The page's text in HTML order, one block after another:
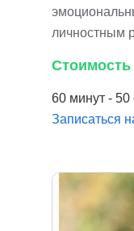
личностным
Стоимость
60 минут - 50
Записаться